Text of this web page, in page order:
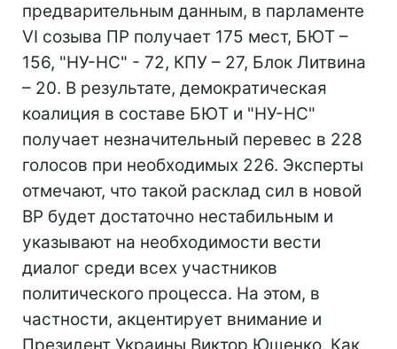
предварительным данным, в парламенте
VI созыва ПР получает 175 мест, БЮТ –
156, "НУ-НС" - 72, КПУ – 27, Блок Литвина
– 20. В результате, демократическая
коалиция в составе БЮТ и "НУ-НС"
получает незначительный перевес в 228
голосов при необходимых 226. Эксперты
отмечают, что такой расклад сил в новой
ВР будет достаточно нестабильным и
указывают на необходимости вести
диалог среди всех участников
политического процесса. На этом, в
частности, акцентирует внимание и